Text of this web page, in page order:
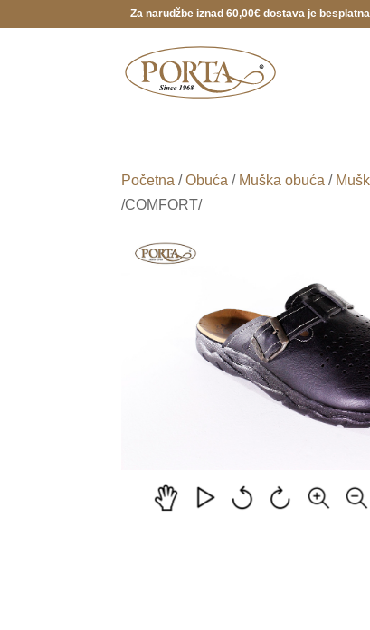
Za narudžbe iznad 60,00€ dostava je
Početna /Obuća / Muška obuća /
/COMFORT/